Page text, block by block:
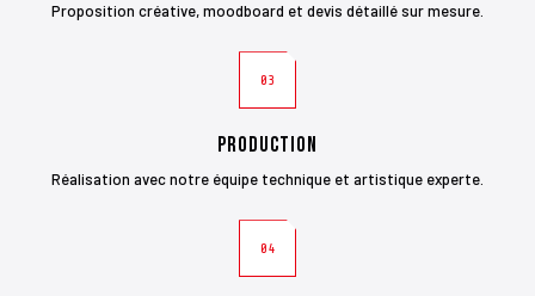
Proposition créative, moodboard et devis détaillé sur mesure.
03
Production
Réalisation avec notre équipe technique et artistique experte.
04